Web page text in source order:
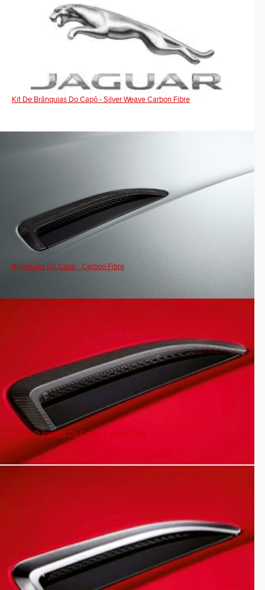
Kit De Brânquias Do Capô - Silver Weave Carbon Fibre
Brânquias Do Capô - Carbon Fibre
Kit De Brânquias Do Capô - Carbon Fibre